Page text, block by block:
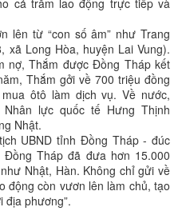
lên từ “con số âm” như Trang
xã Long Hòa, huyện Lai Vung).
nợ, Thắm được Đồng Tháp kết
Thắm gởi về 700 triệu đồng
ôtô làm dịch vụ. Về nước,
lực quốc tế Hưng Thịnh
Nhật.
UBND tỉnh Đồng Tháp - đúc
Đồng Tháp đã đưa hơn 15.000
Nhật, Hàn. Không chỉ gửi về
động còn vươn lên làm chủ, tạo
địa phương”.